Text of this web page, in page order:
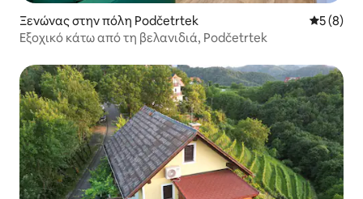
Ξενώνας στην πόλη Podčetrtek Μέση
5 (8)
Εξοχικό κάτω από τη βελανιδιά, Podčetrtek